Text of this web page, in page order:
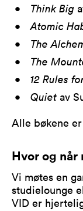
Think Big
Atomic
The
The
12 Rules
Quiet av
Alle bøkene
Hvor og når
Vi møtes en
studielounge
VID er